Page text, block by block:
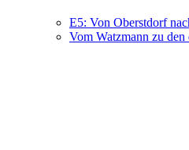
E5: Von Oberstdorf
Vom Watzmann zu